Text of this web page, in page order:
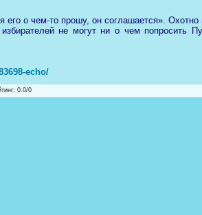
его о чем-то прошу, он соглашается». Охотно
не могут ни о чем попросить
echo/
: 0.0/0